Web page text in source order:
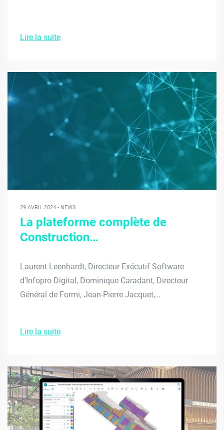
Lire la suite
29 AVRIL 2024 - NEWS
La plateforme complète de
Construction…
Laurent Leenhardt, Directeur Exécutif Software
d’Infopro Digital, Dominique Caradant, Directeur
Général de Formi, Jean-Pierre Jacquet,…
Lire la suite